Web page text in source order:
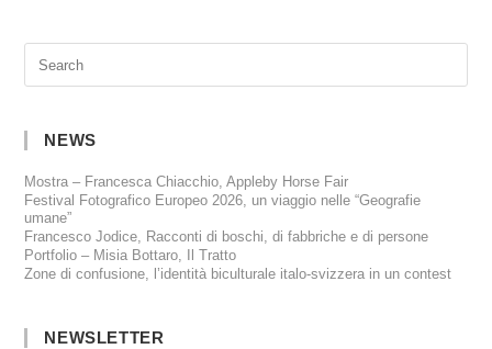
NEWS
Mostra – Francesca Chiacchio, Appleby Horse Fair
Festival Fotografico Europeo 2026, un viaggio nelle “Geografie
umane”
Francesco Jodice, Racconti di boschi, di fabbriche e di persone
Portfolio – Misia Bottaro, Il Tratto
Zone di confusione, l’identità biculturale italo-svizzera in un contest
NEWSLETTER